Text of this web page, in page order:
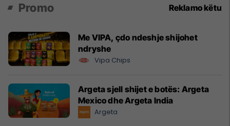
Promo Reklamo këtu
Me VIPA, çdo ndeshje shijohet
ndryshe
Vipa Chips
Argeta sjell shijet e botës: Argeta
Mexico dhe Argeta India
Argeta